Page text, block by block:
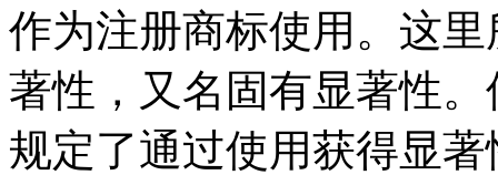
作为注册商标使用。这
著性，又名固有显著性
规定了通过使用获得显